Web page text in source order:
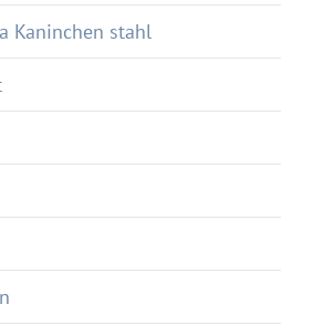
Kaninchen stahl